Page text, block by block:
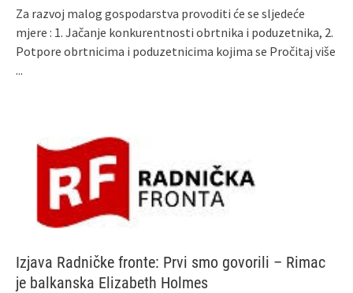
Za razvoj malog gospodarstva provoditi će se sljedeće
mjere : 1. Jačanje konkurentnosti obrtnika i poduzetnika, 2.
Potpore obrtnicima i poduzetnicima kojima se Pročitaj više
...
Izjava Radničke fronte: Prvi smo govorili – Rimac
je balkanska Elizabeth Holmes